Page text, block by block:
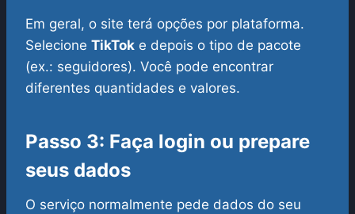
Em geral, o site terá opções por plataforma.
Selecione TikTok e depois o tipo de pacote
(ex.: seguidores). Você pode encontrar
diferentes quantidades e valores.
Passo 3: Faça login ou prepare
seus dados
O serviço normalmente pede dados do seu